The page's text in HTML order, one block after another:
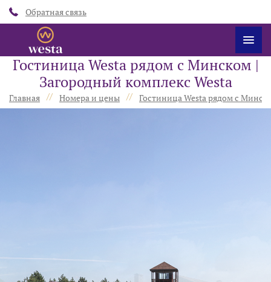
Обратная связь
Гостиница Westa рядом с Минском |
Загородный комплекс Westa
Главная // Номера и цены // Гостиница Westa рядом с